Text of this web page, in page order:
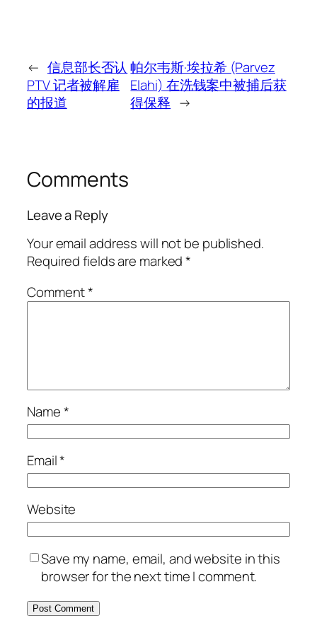
← 信息部长否认
PTV 记者被解雇
的报道
帕尔韦斯·埃拉希 (Parvez
Elahi) 在洗钱案中被捕后获
得保释 →
Comments
Leave a Reply
Your email address will not be published.
Required fields are marked*
Comment*
Name*
Email*
Website
Save my name, email, and website in this
browser for the next time I comment.